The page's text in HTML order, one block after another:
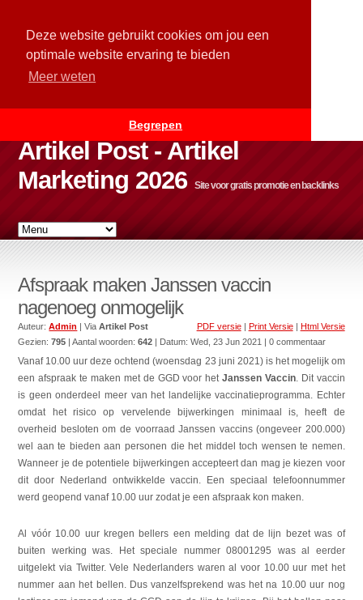
Deze website gebruikt cookies om jou een
optimale website ervaring te bieden
Meer weten
Begrepen
Artikel Post - Artikel
Marketing 2026
Site voor gratis promotie en backlinks
Afspraak maken Janssen vaccin
nagenoeg onmogelijk
PDF versie| Print Versie| Html Versie
Auteur:Admin | ViaArtikel Post
Gezien:795 | Aantal woorden:642 | Datum:Wed, 23 Jun 2021 | 0 commentaar
Vanaf 10.00 uur deze ochtend (woensdag 23 juni 2021) is het mogelijk om
een afspraak te maken met de GGD voor hetJanssen Vaccin. Dit vaccin
is geen onderdeel meer van het landelijke vaccinatieprogramma. Echter
omdat het risico op vervelende bijwerkingen minimaal is, heeft de
overheid besloten om de voorraad Janssen vaccins (ongeveer 200.000)
wel aan te bieden aan personen die het middel toch wensen te nemen.
Wanneer je de potentiele bijwerkingen accepteert dan mag je kiezen voor
dit door Nederland ontwikkelde vaccin. Een speciaal telefoonnummer
werd geopend vanaf 10.00 uur zodat je een afspraak kon maken.
Al vóór 10.00 uur kregen bellers een melding dat de lijn bezet was of
buiten werking was. Het speciale nummer 08001295 was al eerder
uitgelekt via Twitter. Vele Nederlanders waren al voor 10.00 uur met het
nummer aan het bellen. Dus vanzelfsprekend was het na 10.00 uur nog